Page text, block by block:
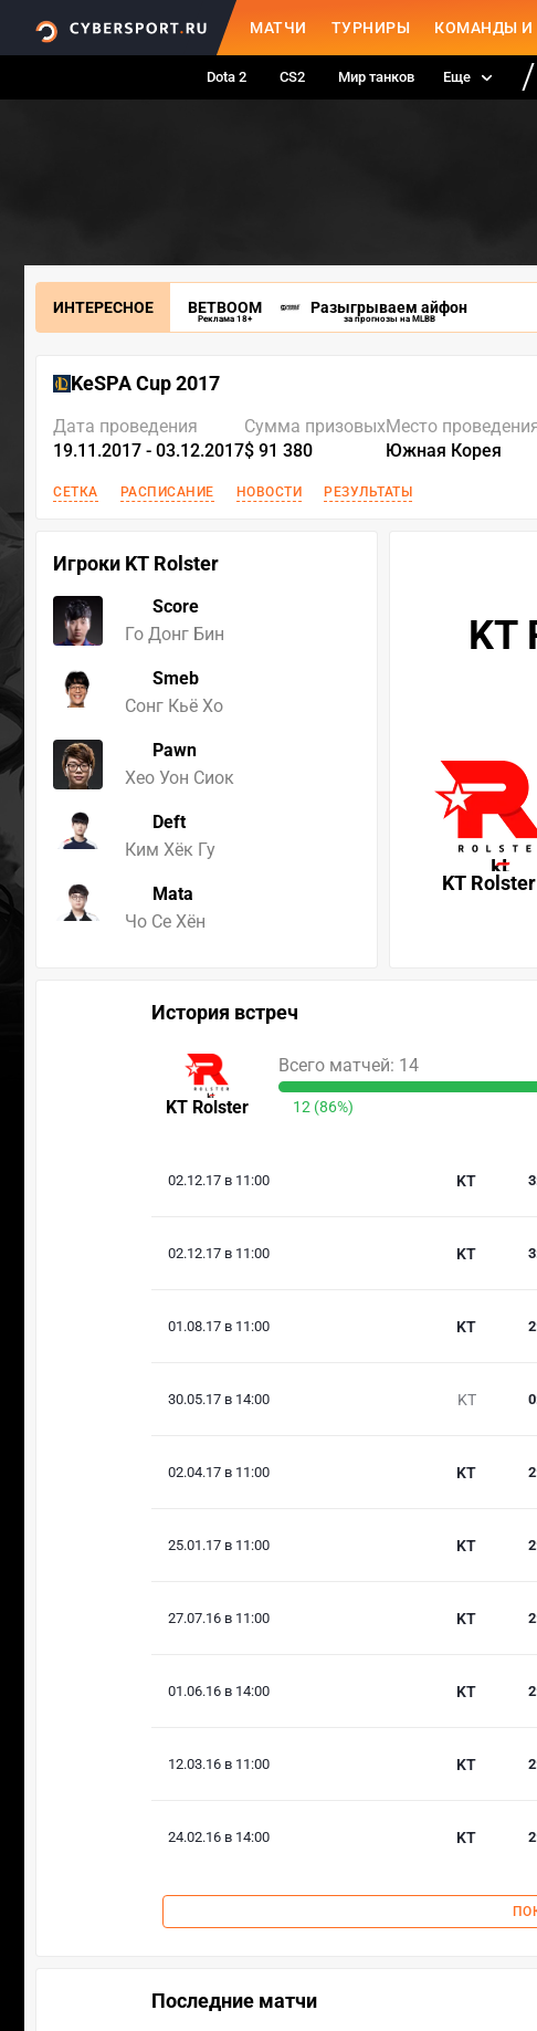
МАТЧИ ТУРНИРЫ КОМАНДЫ И
Dota 2 CS2 Мир танков Еще
ИНТЕРЕСНОЕ BETBOOM
Реклама 18+
Разыгрываем айфон
за прогнозы на MLBB
KeSPA Cup 2017
Дата проведения
19.11.2017 - 03.12.2017
Сумма призовых
$ 91 380
Место
Южная Корея
СЕТКА РАСПИСАНИЕ НОВОСТИ РЕЗУЛЬТАТЫ
Игроки KT Rolster
Score
Го Донг Бин
Smeb
Сонг Кьё Хо
Pawn
Хео Уон Сиок
Deft
Ким Хёк Гу
Mata
Чо Ce Хён
KT
KT Rolster
История встреч
KT Rolster
Всего матчей: 14
12 (86%)
02.12.17 в 11:00 KT 3
02.12.17 в 11:00 KT 3
01.08.17 в 11:00 KT 2
30.05.17 в 14:00 KT 0
02.04.17 в 11:00 KT 2
25.01.17 в 11:00 KT 2
27.07.16 в 11:00 KT 2
01.06.16 в 14:00 KT 2
12.03.16 в 11:00 KT 2
24.02.16 в 14:00 KT 2
Последние матчи